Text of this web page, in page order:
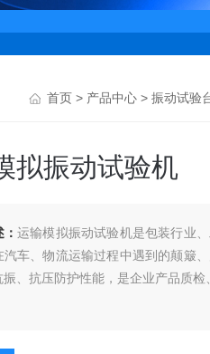
首页 > 产品中心 > 振动试验
拟振动试验机
运输模拟振动试验机是包装行业
汽车、物流运输过程中遇到的颠簸
振、抗压防护性能，是企业产品质